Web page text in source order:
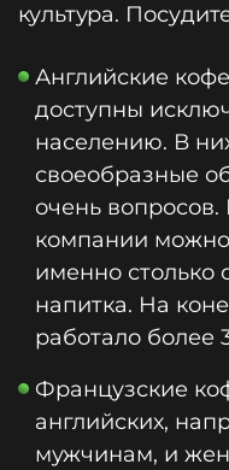
культура.
Английские
доступны
населению. В
своеобразные
очень
компании
именно столько
напитка. На
работало более
Французские
английских,
мужчинам, и